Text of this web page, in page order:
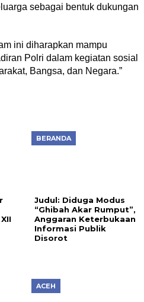
sebagai bentuk dukungan
ini diharapkan mampu
Polri dalam kegiatan sosial
Bangsa, dan Negara.”
BERANDA
Judul: Diduga Modus
“Ghibah Akar Rumput”,
Anggaran Keterbukaan
Informasi Publik
Disorot
ACEH